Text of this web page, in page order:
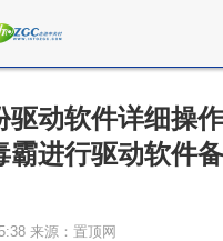
驱动软件详细操
霸进行驱动软件
来源：置顶网